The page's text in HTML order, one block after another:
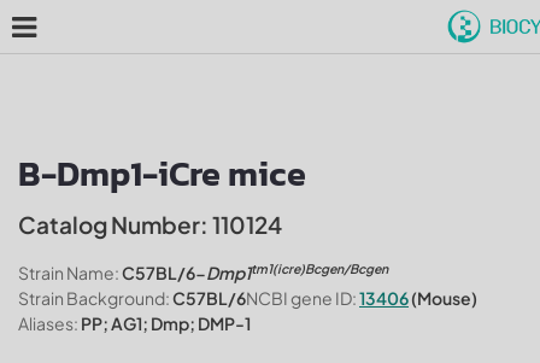
B-Dmp1-iCre mice
Catalog Number: 110124
Strain Name:C57BL/6-Dmp1tm1(icre)Bcgen/Bcgen
Strain Background:C57BL/6NCBI gene ID:13406(Mouse)
Aliases: PP; AG1; Dmp; DMP-1